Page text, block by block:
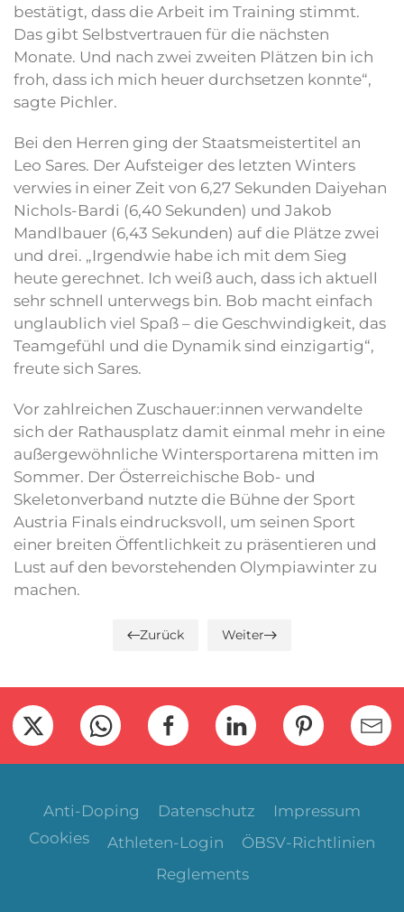
bestätigt, dass die Arbeit im Training stimmt.
Das gibt Selbstvertrauen für die nächsten
Monate. Und nach zwei zweiten Plätzen bin ich
froh, dass ich mich heuer durchsetzen konnte“,
sagte Pichler.
Bei den Herren ging der Staatsmeistertitel an
Leo Sares. Der Aufsteiger des letzten Winters
verwies in einer Zeit von 6,27 Sekunden Daiyehan
Nichols-Bardi (6,40 Sekunden) und Jakob
Mandlbauer (6,43 Sekunden) auf die Plätze zwei
und drei. „Irgendwie habe ich mit dem Sieg
heute gerechnet. Ich weiß auch, dass ich aktuell
sehr schnell unterwegs bin. Bob macht einfach
unglaublich viel Spaß – die Geschwindigkeit, das
Teamgefühl und die Dynamik sind einzigartig“,
freute sich Sares.
Vor zahlreichen Zuschauer:innen verwandelte
sich der Rathausplatz damit einmal mehr in eine
außergewöhnliche Wintersportarena mitten im
Sommer. Der Österreichische Bob- und
Skeletonverband nutzte die Bühne der Sport
Austria Finals eindrucksvoll, um seinen Sport
einer breiten Öffentlichkeit zu präsentieren und
Lust auf den bevorstehenden Olympiawinter zu
machen.
Zurück Weiter
Anti-Doping Datenschutz
Impressum
Cookies
Athleten-Login
ÖBSV-Richtlinien
Reglements